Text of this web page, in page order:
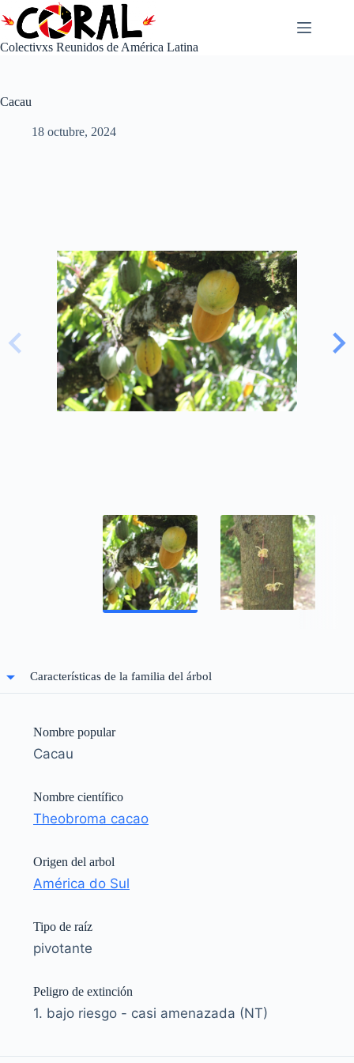
Saltar
al
contenido
Colectivxs Reunidos de América Latina
Cacau
18 octubre, 2024
Características de la familia del árbol
Nombre popular
Cacau
Nombre científico
Theobroma cacao
Origen del arbol
América do Sul
Tipo de raíz
pivotante
Peligro de extinción
1. bajo riesgo - casi amenazada (NT)